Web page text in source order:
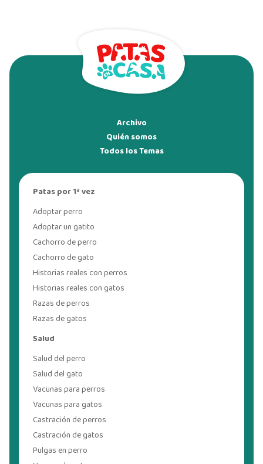
Archivo
Quién somos
Todos los Temas
Patas por 1ª vez
Adoptar perro
Adoptar un gatito
Cachorro de perro
Cachorro de gato
Historias reales con perros
Historias reales con gatos
Razas de perros
Razas de gatos
Salud
Salud del perro
Salud del gato
Vacunas para perros
Vacunas para gatos
Castración de perros
Castración de gatos
Pulgas en perro